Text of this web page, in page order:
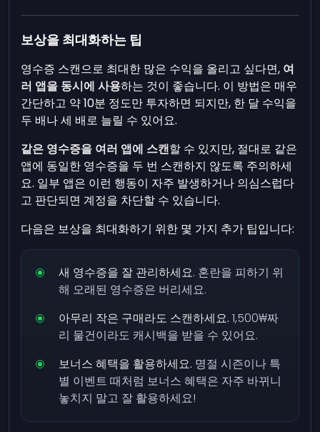
보상을 최대화하는 팁
영수증 스캔으로 최대한 많은 수익을 올리고 싶다면, 여
러 앱을 동시에 사용하는 것이 좋습니다. 이 방법은 매우
간단하고 약 10분 정도만 투자하면 되지만, 한 달 수익을
두 배나 세 배로 늘릴 수 있어요.
같은 영수증을 여러 앱에 스캔할 수 있지만, 절대로 같은
앱에 동일한 영수증을 두 번 스캔하지 않도록 주의하세
요. 일부 앱은 이런 행동이 자주 발생하거나 의심스럽다
고 판단되면 계정을 차단할 수 있습니다.
다음은 보상을 최대화하기 위한 몇 가지 추가 팁입니다:
새 영수증을 잘 관리하세요. 혼란을 피하기 위
해 오래된 영수증은 버리세요.
아무리 작은 구매라도 스캔하세요. 1,500₩짜
리 물건이라도 캐시백을 받을 수 있어요.
보너스 혜택을 활용하세요. 명절 시즌이나 특
별 이벤트 때처럼 보너스 혜택은 자주 바뀌니
놓치지 말고 잘 활용하세요!